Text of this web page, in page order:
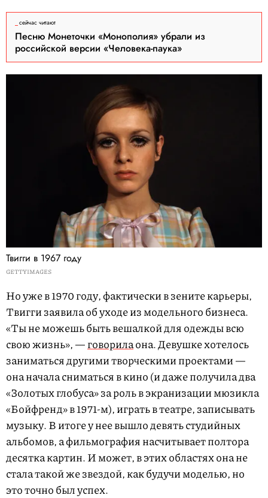
сейчас читают
Песню Монеточки «Монополия» убрали из
российской версии «Человека-паука»
Твигги в 1967 году
GETTYIMAGES
Но уже в 1970 году, фактически в зените карьеры,
Твигги заявила об уходе из модельного бизнеса.
«Ты не можешь быть вешалкой для одежды всю
свою жизнь», —говорилаона. Девушке хотелось
заниматься другими творческими проектами —
она начала сниматься в кино (и даже получила два
«Золотых глобуса» за роль в экранизации мюзикла
«Бойфренд» в 1971-м), играть в театре, записывать
музыку. В итоге у нее вышло девять студийных
альбомов, а фильмография насчитывает полтора
десятка картин. И может, в этих областях она не
стала такой же звездой, как будучи моделью, но
это точно был успех.